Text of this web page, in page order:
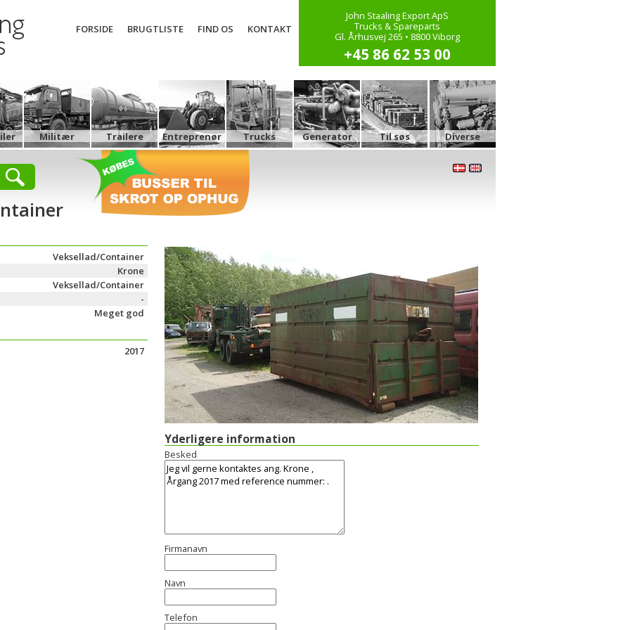
John Staaling Export ApS
Trucks & Spareparts
Gl. Århusvej 265 • 8800 Viborg
+45 86 62 53 00
FORSIDE BRUGTLISTE FIND OS KONTAKT
Militær Trailere Entreprenør Trucks Generator Til søs Diverse
Veksellad/Container
Krone
Veksellad/Container
-
Meget god
2017
Yderligere information
Besked
Firmanavn
Navn
Telefon